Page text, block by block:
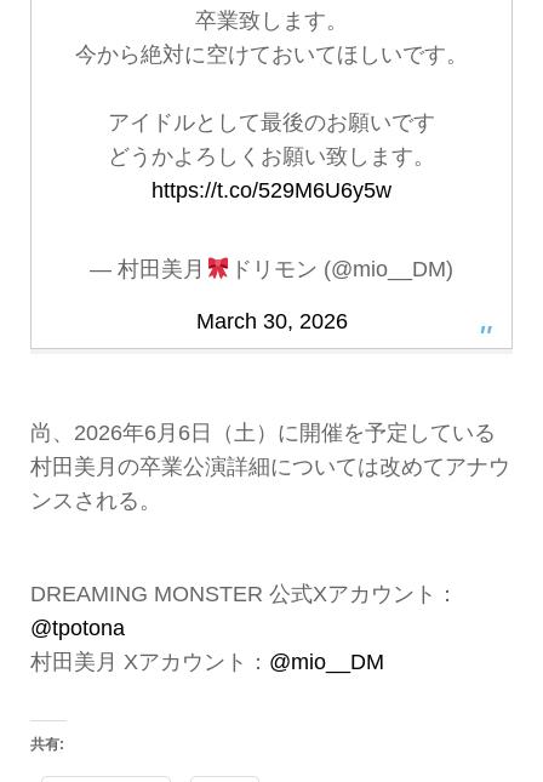
卒業致します。
今から絶対に空けておいてほしいです。
アイドルとして最後のお願いです
どうかよろしくお願い致します。
https://t.co/529M6U6y5w
— 村田美月 ドリモン (@mio__DM)
March 30, 2026
尚、2026年6月6日（土）に開催を予定している
村田美月の卒業公演詳細については改めてアナウ
ンスされる。
DREAMING MONSTER 公式Xアカウント：
@tpotona
村田美月 Xアカウント： @mio_ _DM
共有: